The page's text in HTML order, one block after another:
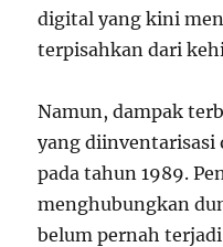
digital yang kini
terpisahkan dari
Namun, dampak
yang diinventarisasi
pada tahun 1989.
menghubungkan
belum pernah